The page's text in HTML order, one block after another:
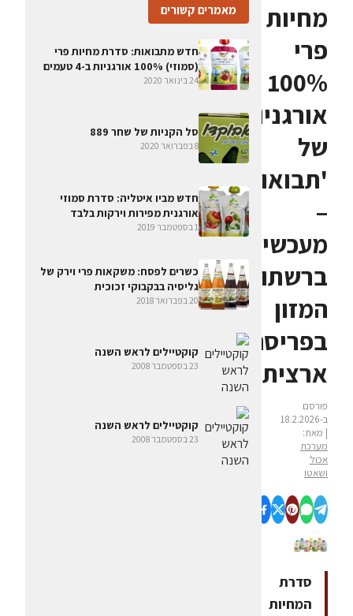
מחיות
פרי
100%
אורגניות
של
'תבואות'
–
מעכשיו
ברשתות
המזון
בפריסה
ארצית
פורסם
ב-18.2.2026
| מאת:
מערכת
אכול
ושאטו
סדרת
המחיות
מאמרים קשורים
חדש מתבואות: סדרת מחיות פרי
(סמוזי) 100% אורגניות ב-4 טעמים
24 בינואר 2020
סל הקניות של שחר 889
8 בפברואר 2020
חדש מביו איטליה: סדרת סמוזי
אורגנית מפירות וירקות בלבד
1 בספטמבר 2019
כשרים לפסח: משקאות פרי וירק של
גליסיה בבקבוקי זכוכית
20 בפברואר 2018
קוקטיילים לראש השנה
23 בספטמבר 2008
קוקטיילים לראש השנה
23 בספטמבר 2008